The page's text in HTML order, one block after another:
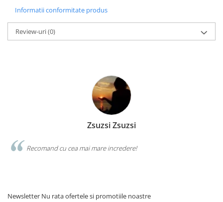
Informatii conformitate produs
Review-uri(0)
Zsuzsi Zsuzsi
Recomand cu cea mai mare incredere!
Newsletter Nu rata ofertele si promotiile noastre